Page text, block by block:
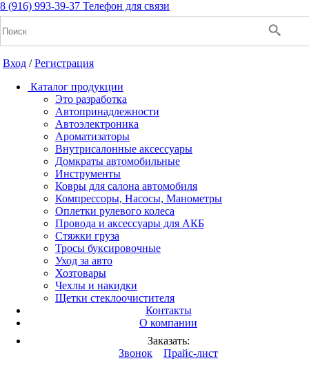
8 (916) 993-39-37 Телефон для связи
Вход /Регистрация
Каталог продукции
Это разработка
Автопринадлежности
Автоэлектроника
Ароматизаторы
Внутрисалонные аксессуары
Домкраты автомобильные
Инструменты
Ковры для салона автомобиля
Компрессоры, Насосы, Манометры
Оплетки рулевого колеса
Провода и аксессуары для АКБ
Стяжки груза
Тросы буксировочные
Уход за авто
Хозтовары
Чехлы и накидки
Щетки стеклоочистителя
Контакты
О компании
Заказать:
Звонок
Прайс-лист
+7(916) 993-39-37
Заказать звонок
Notice: Undefined index: cart_total in
/home/a/a2dm2020/a2dm.ru/public_html/wa-
cache/apps/shop/templates/compiled/shop_ru_RU/ad/3d/07/
on line 260 Notice: Trying to get property of non-object in
/home/a/a2dm2020/a2dm.ru/public_html/wa-
cache/apps/shop/templates/compiled/shop_ru_RU/ad/3d/07/
on line 260 0Р
Это разработка